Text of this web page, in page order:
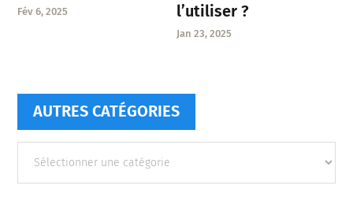
Fév 6, 2025
l’utiliser ?
Jan 23, 2025
AUTRES CATÉGORIES
catégories